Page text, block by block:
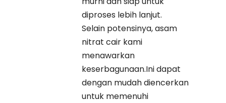
diproses lebih lanjut.
Selain potensinya, asam
nitrat cair kami
menawarkan
keserbagunaan.Ini dapat
dengan mudah diencerkan
untuk memenuhi